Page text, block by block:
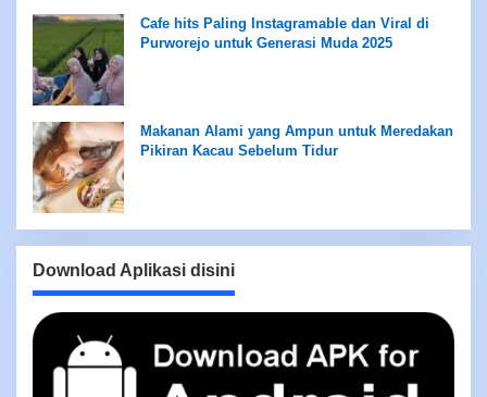
Cafe hits Paling Instagramable dan Viral di
Purworejo untuk Generasi Muda 2025
Makanan Alami yang Ampun untuk Meredakan
Pikiran Kacau Sebelum Tidur
Download Aplikasi disini